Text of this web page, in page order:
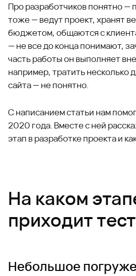
Про разработчиков понятно
тоже — ведут проект, хранят
бюджетом, общаются с
— не все до конца понимают,
часть работы он выполняет
например, тратить несколько
сайта — не понятно.
С написанием статьи нам
2020 года. Вместе с ней
этап в разработке проекта и
На каком
приходит
Небольшое